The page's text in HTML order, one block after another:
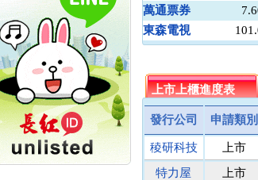
新光人壽保險:新壽Q1外
價金將達996億
宇辰系統科技:宇辰業績
創新高 啟動興櫃轉上櫃
計畫
明緯企業:明緯永續科技
競賽 以電源驅動善的力
量
秀育企業:秀育SHO-U儲
能系統 獲國內首張CNS
認證
萬通票券
東森電視
台灣集保
131.1
馬上發
議
民間全民
議價
鎧鉅科技
議價
萬里遊
10.0
上市上櫃進度表
發行公司 申請類別
稜研科技 上市
特力屋
上市